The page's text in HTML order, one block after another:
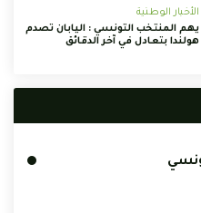
الأخبار الوطنية
يهم المنتخب التونسي : اليابان تصدم
هولندا بتعادل في آخر الدقائق